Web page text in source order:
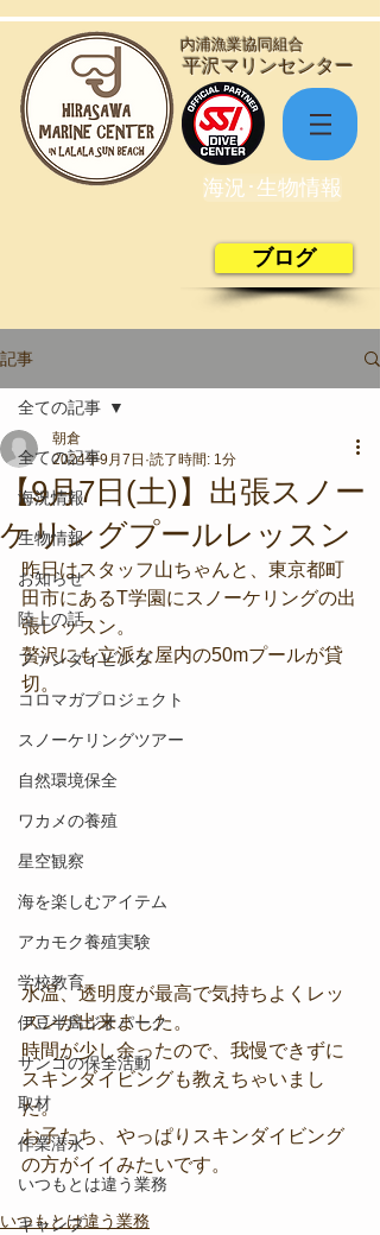
​平沢マリンセンター
​内浦漁業協同組合
海況･生物情報
ブログ
記事
全ての記事
海況情報
生物情報
お知らせ
陸上の話
ファンダイビング
コロマガプロジェクト
スノーケリングツアー
自然環境保全
ワカメの養殖
星空観察
海を楽しむアイテム
アカモク養殖実験
学校教育
伊豆半島ジオパーク
サンゴの保全活動
取材
作業潜水
いつもとは違う業務
キャンプ
全ての記事
【9月7日(土)】出張スノー
ケリングプールレッスン
朝倉
2024年9月7日 読了時間: 1分
昨日はスタッフ山ちゃんと、東京都町
田市にあるT学園にスノーケリングの出
張レッスン。
贅沢にも立派な屋内の50mプールが貸
切。
水温、透明度が最高で気持ちよくレッ
スンが出来ました。
時間が少し余ったので、我慢できずに
スキンダイビングも教えちゃいまし
た。
お子たち、やっぱりスキンダイビング
の方がイイみたいです。
いつもとは違う業務